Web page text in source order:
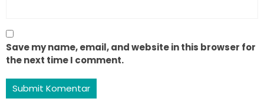
Save my name, email, and website in this browser for
the next time I comment.